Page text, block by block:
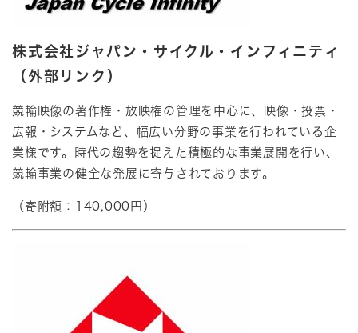
株式会社ジャパン・サイクル・インフィニティ
（外部リンク）
競輪映像の著作権・放映権の管理を中心に、映像・投票・
広報・システムなど、幅広い分野の事業を行われている企
業様です。時代の趨勢を捉えた積極的な事業展開を行い、
競輪事業の健全な発展に寄与されております。​
（寄附額：140,000円）